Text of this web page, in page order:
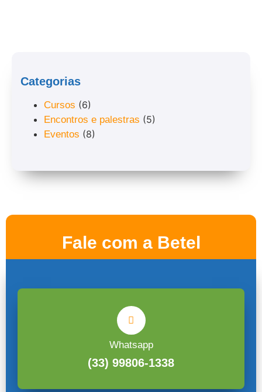
Categorias
Cursos (6)
Encontros e palestras (5)
Eventos (8)
Fale com a Betel
Whatsapp
(33) 99806-1338